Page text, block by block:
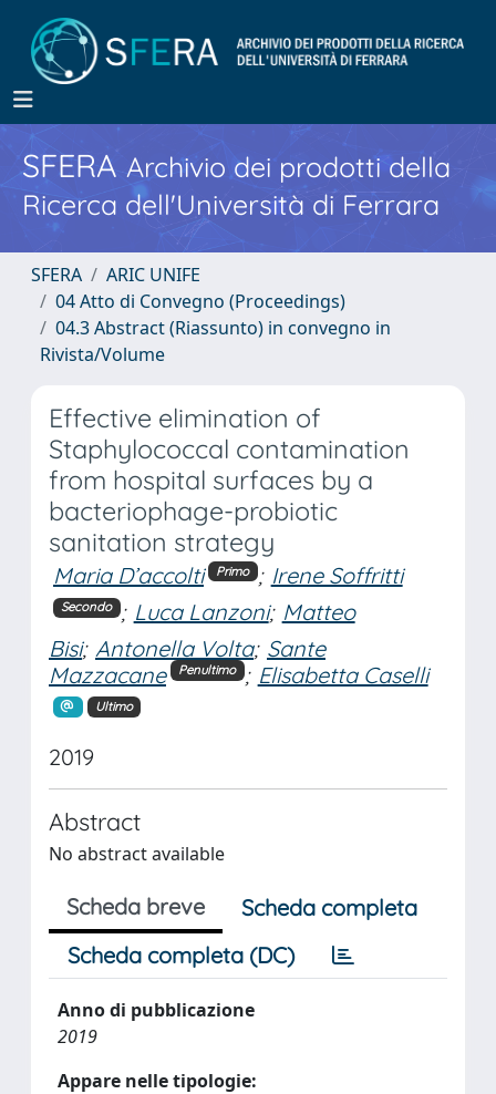
SFERA Archivio dei prodotti della
Ricerca dell'Università di Ferrara
SFERA
ARIC UNIFE
04 Atto di Convegno (Proceedings)
04.3 Abstract (Riassunto) in convegno in
Rivista/Volume
Effective elimination of
Staphylococcal contamination
from hospital surfaces by a
bacteriophage-probiotic
sanitation strategy
Maria D’accolti Primo ; Irene Soffritti
Secondo ; Luca Lanzoni; Matteo
Bisi; Antonella Volta; Sante
Mazzacane
Penultimo ; Elisabetta Caselli
Ultimo
2019
Abstract
No abstract available
Scheda breve
Scheda completa
Scheda completa (DC)
Anno di pubblicazione
2019
Appare nelle tipologie: